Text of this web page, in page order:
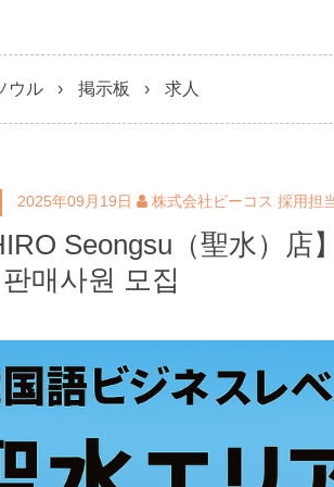
ウル 掲示板 求人
2025年09月19日 株式会社ビーコス 採用担
Seongsu（聖水）
매사원 모집